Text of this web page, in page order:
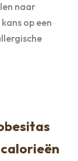
naar
op een